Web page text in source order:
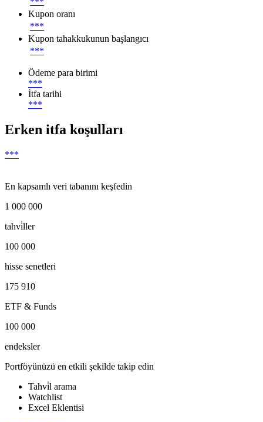
Kupon oranı
***
Kupon tahakkukunun başlangıcı
***
Ödeme para birimi
***
İtfa tarihi
***
Erken itfa koşulları
***
En kapsamlı veri tabanını keşfedin
1 000 000
tahvi̇ller
100 000
hisse senetleri
175 910
ETF & Funds
100 000
endeksler
Portföyünüzü en etkili şekilde takip edin
Tahvi̇l arama
Watchlist
Excel Eklentisi